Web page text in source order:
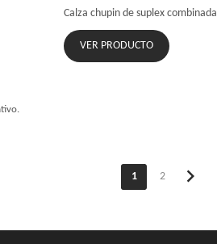
Calza chupin de suplex combinada
VER PRODUCTO
1 2 chevron_right